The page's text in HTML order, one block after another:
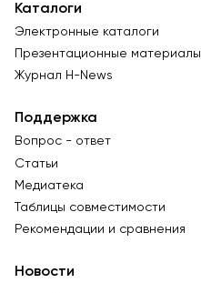
Каталоги
Электронные каталоги
Презентационные материалы
Журнал Н-News
Поддержка
Вопрос - ответ
Статьи
Медиатека
Таблицы совместимости
Рекомендации и сравнения
Новости